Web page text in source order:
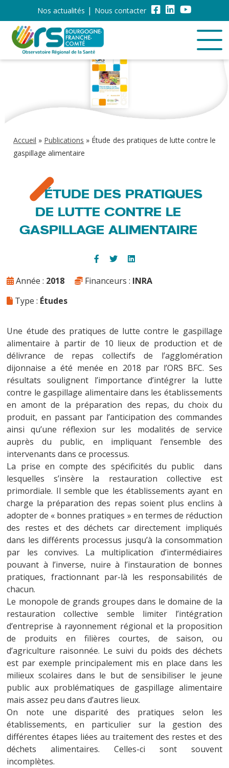
Nos actualités Nous contacter
Accueil » Publications » Étude des pratiques de lutte contre le
gaspillage alimentaire
ÉTUDE DES PRATIQUES
DE LUTTE CONTRE LE
GASPILLAGE ALIMENTAIRE
Année : 2018 Financeurs : INRA
Type : Études
Une étude des pratiques de lutte contre le gaspillage
alimentaire à partir de 10 lieux de production et de
délivrance de repas collectifs de l’agglomération
dijonnaise a été menée en 2018 par l’ORS BFC. Ses
résultats soulignent l’importance d’intégrer la lutte
contre le gaspillage alimentaire dans les établissements
en amont de la préparation des repas, du choix du
produit, en passant par l’anticipation des commandes
ainsi qu’une réflexion sur les modalités de service
auprès du public, en impliquant l’ensemble des
intervenants dans ce processus.
La prise en compte des spécificités du public dans
lesquelles s’insère la restauration collective est
primordiale. Il semble que les établissements ayant en
charge la préparation des repas soient plus enclins à
adopter de « bonnes pratiques » en termes de réduction
des restes et des déchets car directement impliqués
dans les différents processus jusqu’à la consommation
par les convives. La multiplication d’intermédiaires
pouvant à l’inverse, nuire à l’instauration de bonnes
pratiques, fractionnant par-là les responsabilités de
chacun.
Le monopole de grands groupes dans le domaine de la
restauration collective semble limiter l’intégration
d’entreprise à rayonnement régional et la proposition
de produits en filières courtes, de saison, ou
d’agriculture raisonnée. Le suivi du poids des déchets
est par exemple principalement mis en place dans les
milieux scolaires dans le but de sensibiliser le jeune
public aux problématiques de gaspillage alimentaire
mais assez peu dans d’autres lieux.
On note une disparité des pratiques selon les
établissements, en particulier sur la gestion des
différentes étapes liées au traitement des restes et des
déchets alimentaires. Celles-ci sont souvent
incomplètes.